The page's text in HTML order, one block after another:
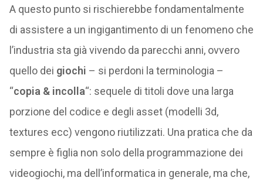
A questo punto si rischierebbe fondamentalmente
di assistere a un ingigantimento di un fenomeno che
l’industria sta già vivendo da parecchi anni, ovvero
quello dei giochi – si perdoni la terminologia –
“copia & incolla“: sequele di titoli dove una larga
porzione del codice e degli asset (modelli 3d,
textures ecc) vengono riutilizzati. Una pratica che da
sempre è figlia non solo della programmazione dei
videogiochi, ma dell’informatica in generale, ma che,